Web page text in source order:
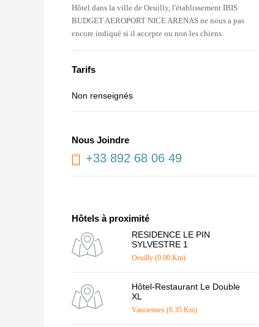
Hôtel dans la ville de Oeuilly, l'établissement IBIS
BUDGET AEROPORT NICE ARENAS ne nous a pas
encore indiqué si il accepte ou non les chiens.
Tarifs
Non renseignés
Nous Joindre
+33 892 68 06 49
Hôtels à proximité
RESIDENCE LE PIN
SYLVESTRE 1
Oeuilly (0.00 Km)
Hôtel-Restaurant Le Double
XL
Vauciennes (6.35 Km)